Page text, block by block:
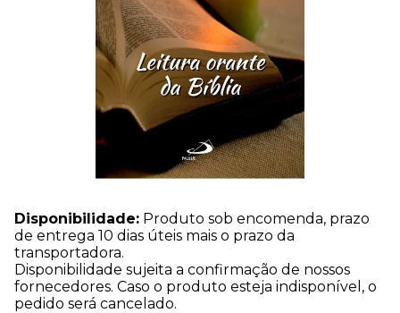
Disponibilidade: Produto sob encomenda, prazo
de entrega 10 dias úteis mais o prazo da
transportadora.
Disponibilidade sujeita a confirmação de nossos
fornecedores. Caso o produto esteja indisponível, o
pedido será cancelado.